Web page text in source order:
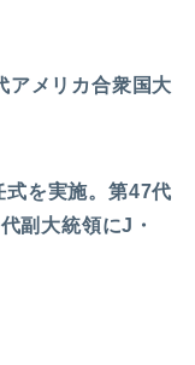
アメリカ合衆国大
を実施。第47代
副大統領にJ・